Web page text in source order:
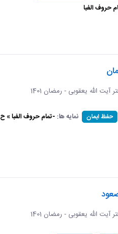
حروف الفبا
آیت الله یعقوبی - رمضان 1401
حفظ ایمان نمایه ها: -تمام حروف الفبا » ح
آیت الله یعقوبی - رمضان 1401